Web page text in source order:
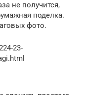
не получится,
поделка.
фото.
23-